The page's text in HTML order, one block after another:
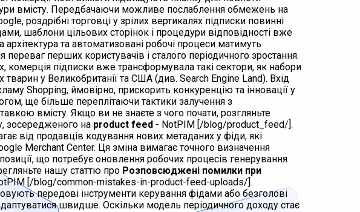
вмісту. Передбачаючи можливе послаблення обмежень на
роздрібні торговці у зрілих вертикалях підписки повинні
шаблони цільових сторінок і процедури відповідності вже
архітектура та автоматизовані робочі процеси матимуть
перших користувачів і сталого періодичного зростання.
комерція підписки вже трансформувала такі сектори, як набори
у Великобританії та США (див. Search Engine Land). Вхід
Shopping, ймовірно, прискорить конкуренцію та інновації у
ще більше переплітаючи тактики залучення з
вмісту. Якщо ви не знаєте з чого почати, розгляньте
зосередженого на product feed - NotPIM [/blog/product_feed/].
від продавців кодування нових метаданих у фіди, які
Merchant Center. Ця зміна вимагає точного визначення
що потребує оновлення робочих процесів генерування
нашу статтю про Розповсюджені помилки при
[/blog/common-mistakes-in-product-feed-uploads/].
передові інструменти керування фідами або безголові
швидше. Оскільки модель періодичного доходу стає